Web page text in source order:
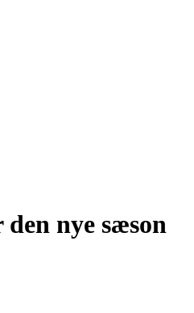
nye sæson